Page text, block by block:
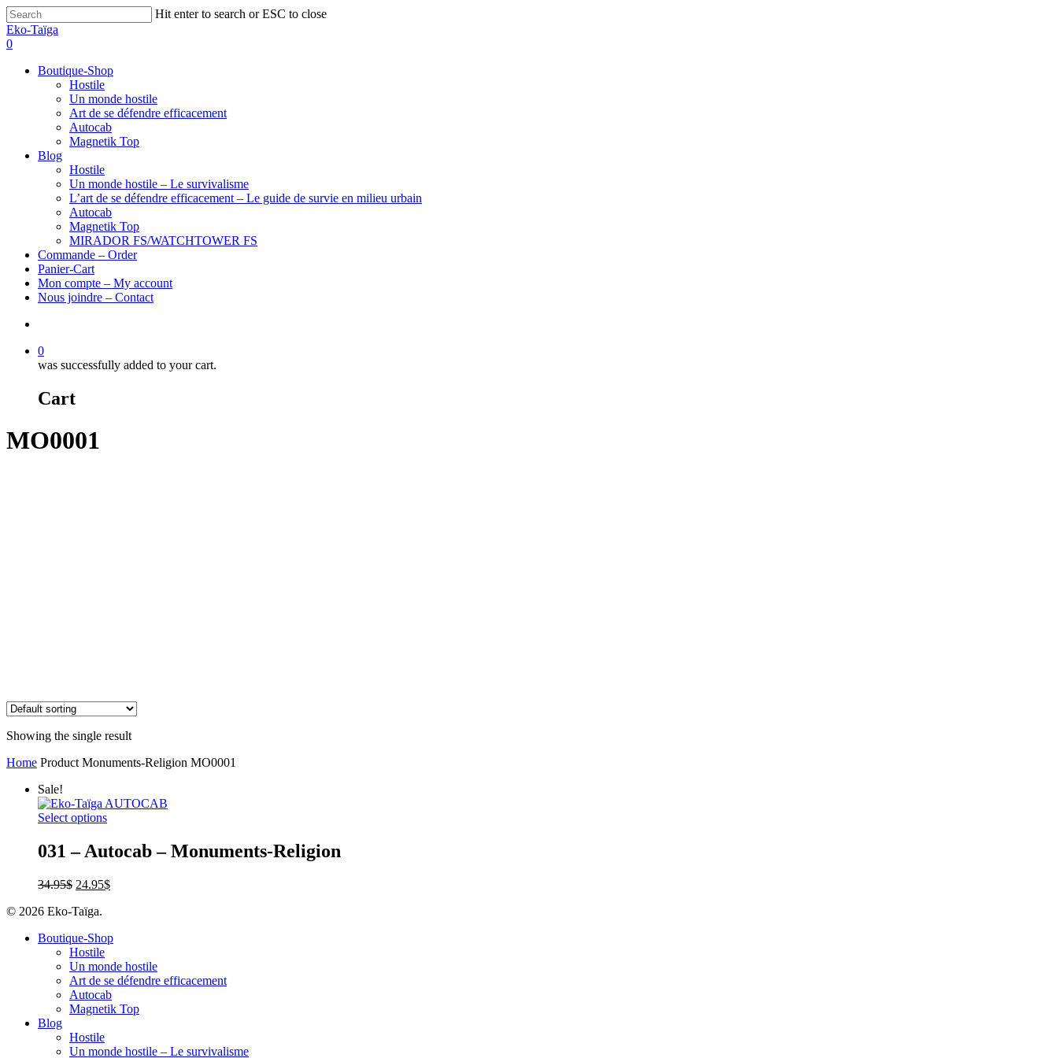
Hit enter to search or ESC to close
Eko-Taïga
0
Boutique-Shop
Hostile
Un monde hostile
Art de se défendre efficacement
Autocab
Magnetik Top
Blog
Hostile
Un monde hostile – Le survivalisme
L’art de se défendre efficacement – Le guide de survie en milieu urbain
Autocab
Magnetik Top
MIRADOR FS/WATCHTOWER FS
Commande – Order
Panier-Cart
Mon compte – My account
Nous joindre – Contact
0
was successfully added to your cart.
Cart
MO0001
Showing the single result
Home Product Monuments-Religion MO0001
Sale!
Select options
031 – Autocab – Monuments-Religion
34.95$ 24.95$
© 2026 Eko-Taïga.
Boutique-Shop
Hostile
Un monde hostile
Art de se défendre efficacement
Autocab
Magnetik Top
Blog
Hostile
Un monde hostile – Le survivalisme